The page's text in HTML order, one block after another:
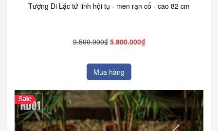
Tượng Di Lặc tứ linh hội tụ - men rạn cổ - cao 82 cm
9.500.000₫ 5.800.000₫
Mua hàng